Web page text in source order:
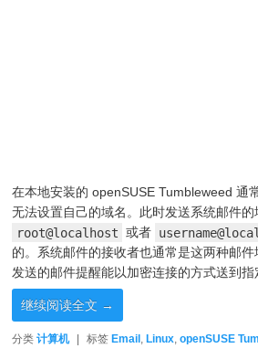
在本地安装的 openSUSE Tumbleweed 通
无法设置自己的域名。此时发送系统邮件的
root@localhost 或者
的。系统邮件的接收者也通常是这两种邮
发送的邮件提醒能以加密连接的方式送到指
继续阅读全文 →
分类 计算机 标签 Email , Linux,openSUSE